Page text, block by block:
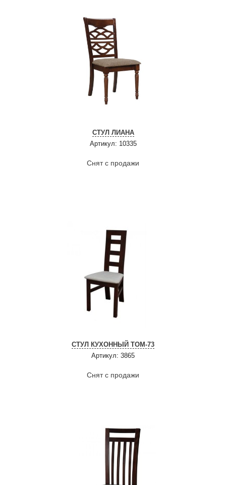
СТУЛ ЛИАНА
Артикул: 10335
Снят с продажи
СТУЛ КУХОННЫЙ ТОМ-73
Артикул: 3865
Снят с продажи